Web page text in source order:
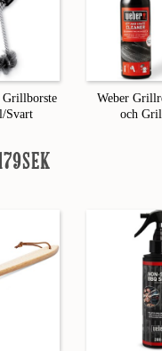
Grillborste
Svart
Weber
och